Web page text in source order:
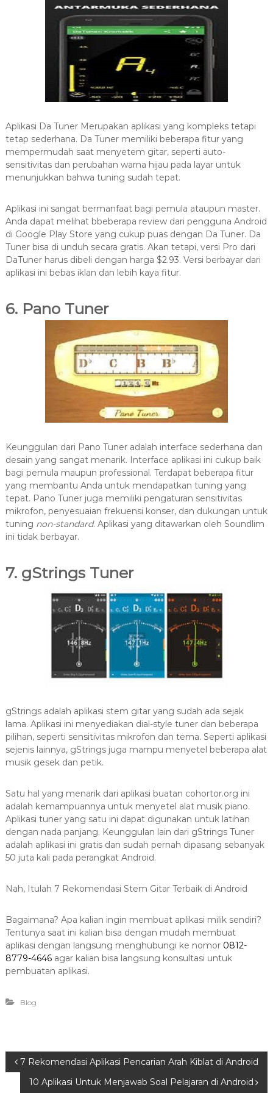
Aplikasi Da Tuner Merupakan aplikasi yang kompleks tetapi
tetap sederhana. Da Tuner memiliki beberapa fitur yang
mempermudah saat menyetem gitar, seperti auto-
sensitivitas dan perubahan warna hijau pada layar untuk
menunjukkan bahwa tuning sudah tepat.
Aplikasi ini sangat bermanfaat bagi pemula ataupun master.
Anda dapat melihat bbeberapa review dari pengguna Android
di Google Play Store yang cukup puas dengan Da Tuner. Da
Tuner bisa di unduh secara gratis. Akan tetapi, versi Pro dari
DaTuner harus dibeli dengan harga $2.93. Versi berbayar dari
aplikasi ini bebas iklan dan lebih kaya fitur.
6. Pano Tuner
Keunggulan dari Pano Tuner adalah interface sederhana dan
desain yang sangat menarik. Interface aplikasi ini cukup baik
bagi pemula maupun professional. Terdapat beberapa fitur
yang membantu Anda untuk mendapatkan tuning yang
tepat. Pano Tuner juga memiliki pengaturan sensitivitas
mikrofon, penyesuaian frekuensi konser, dan dukungan untuk
tuning non-standard. Aplikasi yang ditawarkan oleh Soundlim
ini tidak berbayar.
7. gStrings Tuner
gStrings adalah aplikasi stem gitar yang sudah ada sejak
lama. Aplikasi ini menyediakan dial-style tuner dan beberapa
pilihan, seperti sensitivitas mikrofon dan tema. Seperti aplikasi
sejenis lainnya, gStrings juga mampu menyetel beberapa alat
musik gesek dan petik.
Satu hal yang menarik dari aplikasi buatan cohortor.org ini
adalah kemampuannya untuk menyetel alat musik piano.
Aplikasi tuner yang satu ini dapat digunakan untuk latihan
dengan nada panjang. Keunggulan lain dari gStrings Tuner
adalah aplikasi ini gratis dan sudah pernah dipasang sebanyak
50 juta kali pada perangkat Android.
Nah, Itulah 7 Rekomendasi Stem Gitar Terbaik di Android
Bagaimana? Apa kalian ingin membuat aplikasi milik sendiri?
Tentunya saat ini kalian bisa dengan mudah membuat
aplikasi dengan langsung menghubungi ke nomor 0812-
8779-4646agar kalian bisa langsung konsultasi untuk
pembuatan aplikasi.
Blog
P 7 Rekomendasi Aplikasi Pencarian Arah Kiblat di Android
10 Aplikasi Untuk Menjawab Soal Pelajaran di Android